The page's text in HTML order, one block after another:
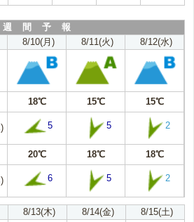
週 間 予 報
8/10(月) 8/11(火) 8/12(水)
18℃ 15℃ 15℃
5 5 2
20℃ 18℃ 18℃
6 5 2
8/13(木) 8/14(金) 8/15(土)